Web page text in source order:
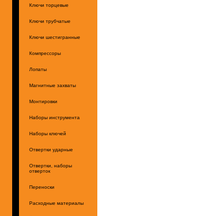
Ключи торцевые
Ключи трубчатые
Ключи шестигранные
Компрессоры
Лопаты
Магнитные захваты
Монтировки
Наборы инструмента
Наборы ключей
Отвертки ударные
Отвертки, наборы
отверток
Переноски
Расходные материалы